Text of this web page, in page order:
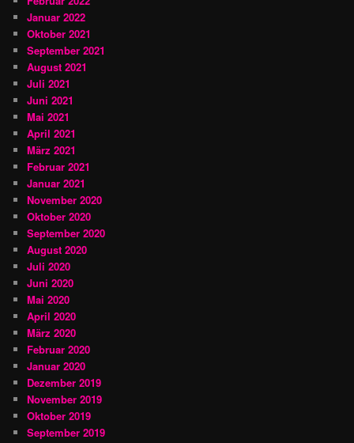
Januar 2022
Oktober 2021
September 2021
August 2021
Juli 2021
Juni 2021
Mai 2021
April 2021
März 2021
Februar 2021
Januar 2021
November 2020
Oktober 2020
September 2020
August 2020
Juli 2020
Juni 2020
Mai 2020
April 2020
März 2020
Februar 2020
Januar 2020
Dezember 2019
November 2019
Oktober 2019
September 2019